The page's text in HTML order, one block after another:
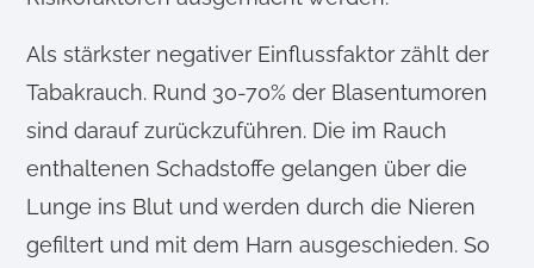
Als stärkster negativer Einflussfaktor zählt der
Tabakrauch. Rund 30-70% der Blasentumoren
sind darauf zurückzuführen. Die im Rauch
enthaltenen Schadstoffe gelangen über die
Lunge ins Blut und werden durch die Nieren
gefiltert und mit dem Harn ausgeschieden. So